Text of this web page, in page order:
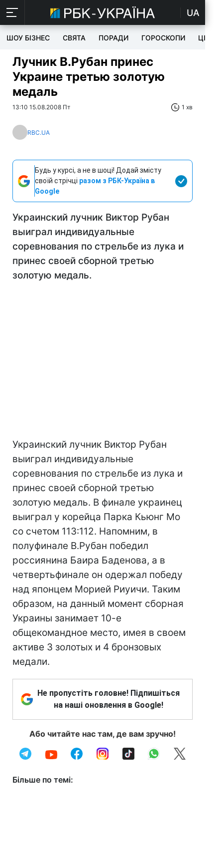
UA
ШОУ БІЗНЕС СВЯТА ПОРАДИ ГОРОСКОПИ ЦІКАВЕ
Лучник В.Рубан принес
Украине третью золотую
медаль
13:10 15.08.2008 Пт 1 хв
RBC.UA
Будь у курсі, а не в шоці! Додай змісту
своїй стрічці разом з РБК-Україна в
Google
Украинский лучник Виктор Рубан
выиграл индивидуальные
соревнования по стрельбе из лука и
принес своей сборной третью
золотую медаль.
Украинский лучник Виктор Рубан
выиграл индивидуальные
соревнования по стрельбе из лука и
принес своей сборной третью
золотую медаль. В финале украинец
выиграл у корейца Парка Кьюнг Мо
со счетом 113:112. Напомним, в
полуфинале В.Рубан победил
россиянина Баира Баденова, а в
четвертьфинале он одержал победу
над японцем Морией Риуичи. Таким
образом, на данный момент сборная
Украины занимает 10-е
общекомандное место, имея в своем
активе 3 золотых и 4 бронзовых
медали.
Не пропустіть головне! Підпишіться
на наші оновлення в Google!
Або читайте нас там, де вам зручно!
Більше по темі: